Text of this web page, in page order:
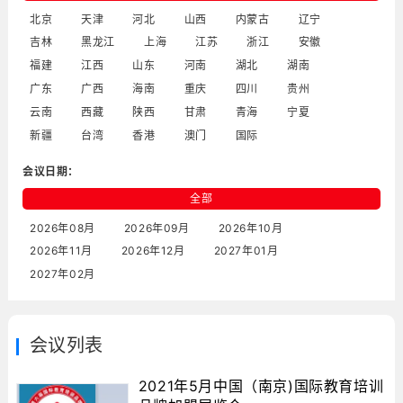
北京 天津 河北 山西 内蒙古
辽宁
吉林
黑龙江 上海 江苏 浙江
安徽
福建
江西 山东 河南 湖北
湖南
广东
广西 海南 重庆 四川
贵州
云南
西藏 陕西 甘肃 青海
宁夏
新疆
台湾 香港 澳门 国际
会议日期：
全部
2026年08月 2026年09月
2026年10月
2026年11月
2026年12月
2027年01月
2027年02月
会议列表
2021年5月中国（南京)国际教育培训